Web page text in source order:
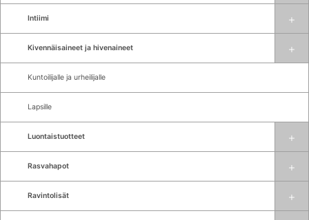
Intiimi
Kivennäisaineet ja hivenaineet
Kuntoilijalle ja urheilijalle
Lapsille
Luontaistuotteet
Rasvahapot
Ravintolisät